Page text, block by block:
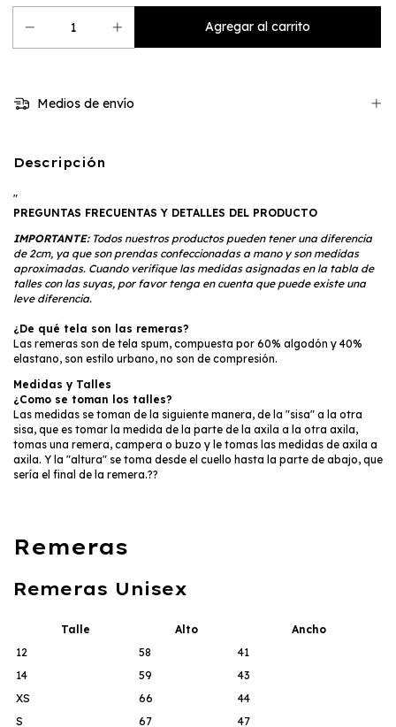
Medios de envío
Descripción
"
PREGUNTAS FRECUENTAS Y DETALLES DEL PRODUCTO
IMPORTANTE:Todos nuestros productos pueden tener una diferencia
de 2cm, ya que son prendas confeccionadas a mano y son medidas
aproximadas. Cuando verifique las medidas asignadas en la tabla de
talles con las suyas, por favor tenga en cuenta que puede existe una
leve diferencia.
¿De qué tela son las remeras?
Las remeras son de tela spum, compuesta por 60% algodón y 40%
elastano, son estilo urbano, no son de compresión.
Medidas y Talles
¿Como se toman los talles?
Las medidas se toman de la siguiente manera, de la "sisa" a la otra
sisa, que es tomar la medida de la parte de la axila a la otra axila,
tomas una remera, campera o buzo y le tomas las medidas de axila a
axila. Y la "altura" se toma desde el cuello hasta la parte de abajo, que
sería el final de la remera.??
Remeras
Remeras Unisex
Talle Alto
Ancho
12
58
41
14
59
43
XS
66
44
S
67 47